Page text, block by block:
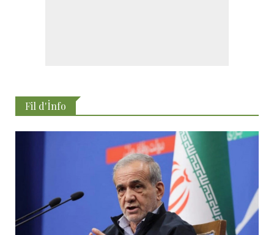
Fil d'İnfo